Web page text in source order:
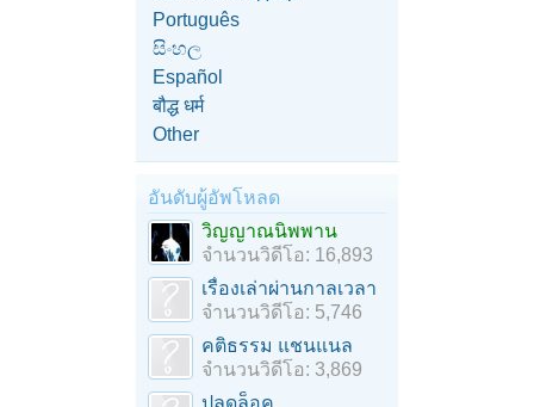
Português
සිංහල
Español
बौद्ध धर्म
Other
อันดับผู้อัพโหลด
วิญญาณนิพพาน
จำนวนวิดีโอ: 16,893
เรื่องเล่าผ่านกาลเวลา
จำนวนวิดีโอ: 5,746
คติธรรม แชนแนล
จำนวนวิดีโอ: 3,869
ปลดล็อค